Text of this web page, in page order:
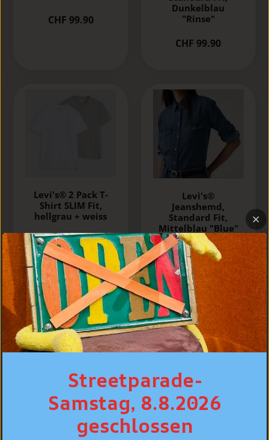
CHF 99.90
Dunkelblau
"Rinse"
CHF 99.90
Levi's® 2 Pack T-
Shirt SLIM Fit,
hellgrau + weiss
CHF 49.90
Levi's®
Jeanshemd,
Standard Fit,
Mittelblau "Blue"
CHF 59.90
CHF 99.90
Streetparade-
Samstag, 8.8.2026
geschlossen